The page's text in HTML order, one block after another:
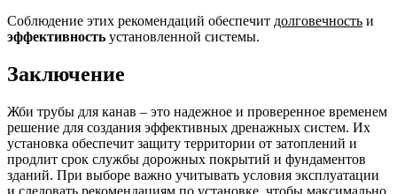
Соблюдение этих рекомендаций обеспечит долговечность и
эффективность установленной системы.
Заключение
Жби трубы для канав – это надежное и проверенное временем
решение для создания эффективных дренажных систем. Их
установка обеспечит защиту территории от затоплений и
продлит срок службы дорожных покрытий и фундаментов
зданий. При выборе важно учитывать условия эксплуатации
и следовать рекомендациям по установке, чтобы максимально